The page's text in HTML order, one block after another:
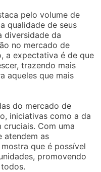
pelo volume de
qualidade de seus
diversidade da
no mercado de
a expectativa é de que
trazendo mais
aqueles que mais
do mercado de
iniciativas como a da
cruciais. Com uma
atendem as
que é possível
promovendo